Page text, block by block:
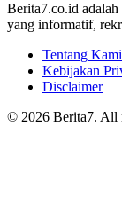
Berita7.co.id
yang informatif,
Tentang Kami
Kebijakan
Disclaimer
© 2026 Berita7. All